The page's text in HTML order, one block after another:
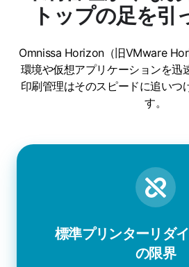
トップの足を引
Omnissa Horizon（旧VMware
環境や仮想アプリケーションを迅
印刷管理はそのスピードに追いつ
す。
標準プリンターリダ
の限界